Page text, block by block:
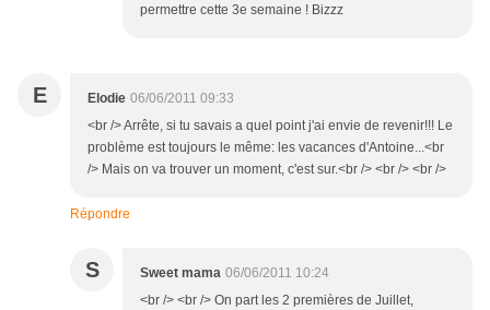
permettre cette 3e semaine ! Bizzz
E Elodie 06/06/2011 09:33
<br /> Arrête, si tu savais a quel point j'ai envie de revenir!!! Le
problème est toujours le même: les vacances d'Antoine...<br
/> Mais on va trouver un moment, c'est sur.<br /> <br /> <br />
Répondre
S Sweet mama 06/06/2011 10:24
<br /> <br /> On part les 2 premières de Juillet,